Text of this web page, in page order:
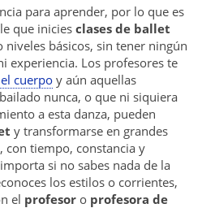
para aprender, por lo que es
que inicies clases de ballet
niveles básicos, sin tener ningún
experiencia. Los profesores te
cuerpo y aún aquellas
nunca, o que ni siquiera
a esta danza, pueden
y transformarse en grandes
con tiempo, constancia y
si no sabes nada de la
los estilos o corrientes,
el profesor o profesora de